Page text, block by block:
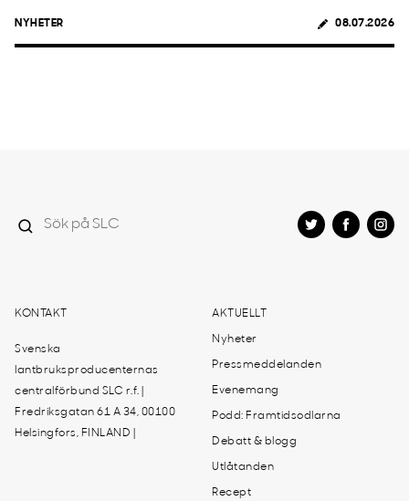
NYHETER 08.07.2026
KONTAKT
Svenska
lantbruksproducenternas
centralförbund SLC r.f. |
Fredriksgatan 61 A 34, 00100
Helsingfors, FINLAND |
AKTUELLT
Nyheter
Pressmeddelanden
Evenemang
Podd: Framtidsodlarna
Debatt & blogg
Utlåtanden
Recept